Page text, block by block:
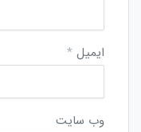
ایمیل *
وب‌ سایت